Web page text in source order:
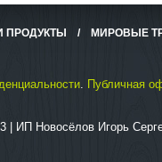
ПРОДУКТЫ / МИРОВЫЕ
. Публичная
| ИП Новосёлов Игорь